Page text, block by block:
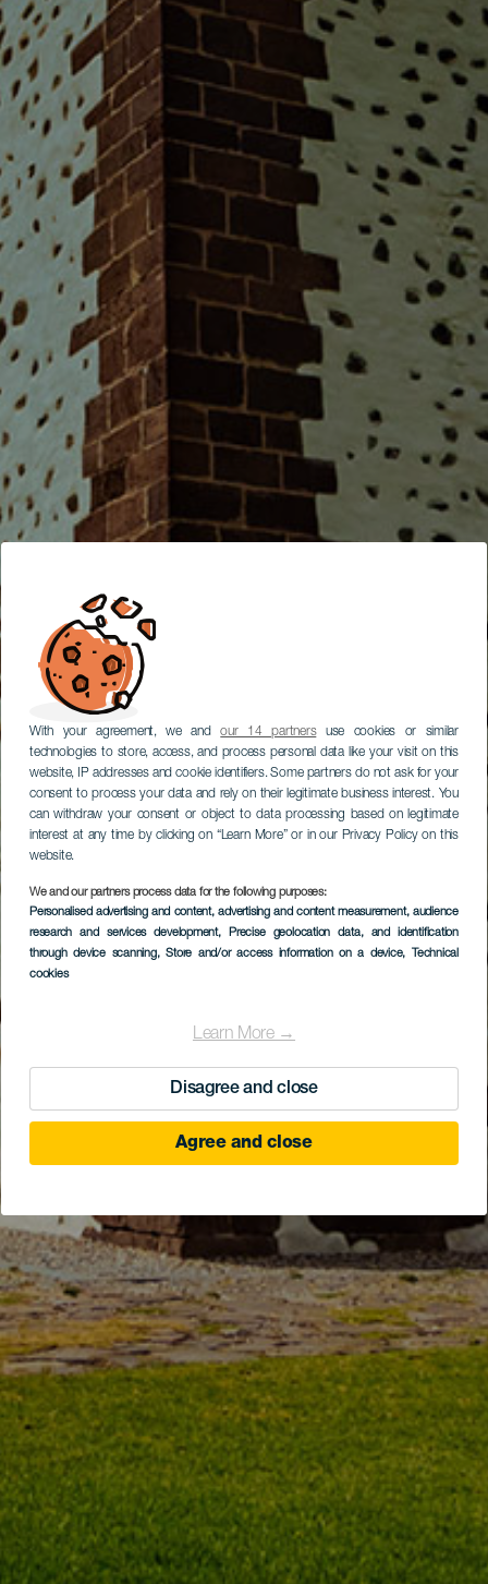
With your agreement, we andour 14 partnersuse cookies or similar
technologies to store, access, and process personal data like your visit on this
website, IP addresses and cookie identifiers. Some partners do not ask for your
consent to process your data and rely on their legitimate business interest. You
can withdraw your consent or object to data processing based on legitimate
interest at any time by clicking on “Learn More” or in our Privacy Policy on this
website.
We and our partners process data for the following purposes:
Personalised advertising and content, advertising and content measurement, audience
research and services development, Precise geolocation data, and identification
through device scanning, Store and/or access information on a device, Technical
cookies
Learn More →
Disagree and close
Agree and close